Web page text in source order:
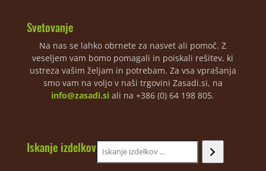
Svetovanje
Na nas se lahko obrnete za nasvet ali pomoč. Z
veseljem vam bomo pomagali in poiskali rešitev, ki
ustreza vašim željam in potrebam. Za vsa vprašanja
smo vam na voljo v naši trgovini Zasadi.si, na
info@zasadi.si ali na +386 (0) 64 198 805.
Iskanje izdelkov